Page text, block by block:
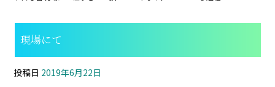
現場にて
投稿日 2019年6月22日